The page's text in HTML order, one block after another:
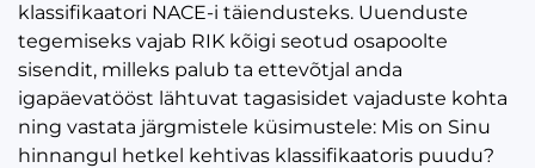
klassifikaatori NACE-i täiendusteks. Uuenduste
tegemiseks vajab RIK kõigi seotud osapoolte
sisendit, milleks palub ta ettevõtjal anda
igapäevatööst lähtuvat tagasisidet vajaduste kohta
ning vastata järgmistele küsimustele: Mis on Sinu
hinnangul hetkel kehtivas klassifikaatoris puudu?